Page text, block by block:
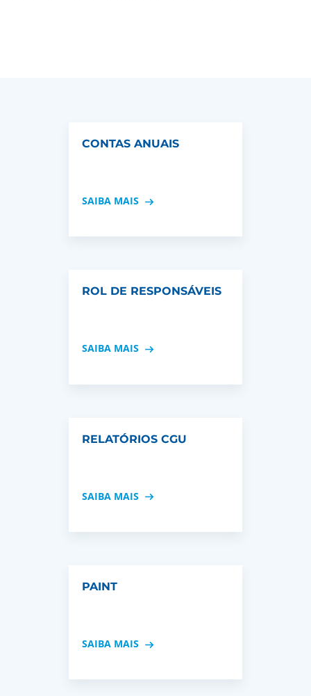
CONTAS ANUAIS
SAIBA MAIS
ROL DE RESPONSÁVEIS
SAIBA MAIS
RELATÓRIOS CGU
SAIBA MAIS
PAINT
SAIBA MAIS